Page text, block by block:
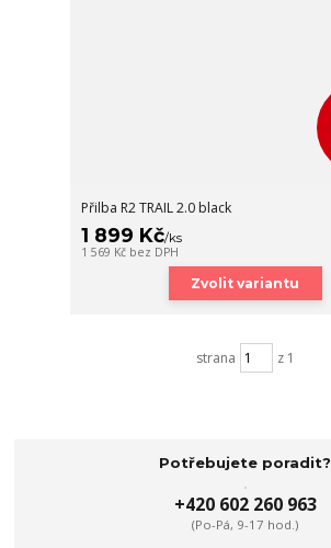
Přilba R2 TRAIL 2.0 black
1 899 Kč/ks
1 569 Kč bez DPH
Zvolit variantu
strana z 1
Potřebujete poradit?
+420 602 260 963
(Po-Pá, 9-17 hod.)